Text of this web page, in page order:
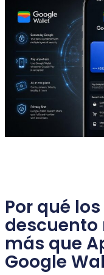
Por qué
descuento
más que
Google